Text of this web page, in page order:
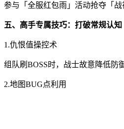
参与「全服红包雨」活动抢夺「
五、高手专属技巧：打破常规认知
1.仇恨值操控术
组队刷BOSS时，战士故意降低防
2.地图BUG点利用